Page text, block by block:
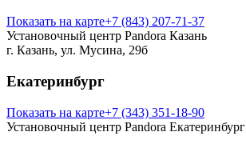
Показать на карте+7 (843) 207-71-37
Установочный центр Pandora Казань
г. Казань, ул. Мусина, 29б
Екатеринбург
Показать на карте+7 (343) 351-18-90
Установочный центр Pandora Екатеринбург